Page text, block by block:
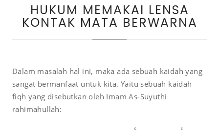
HUKUM MEMAKAI LENSA
KONTAK MATA BERWARNA
Dalam masalah hal ini, maka ada sebuah kaidah yang
sangat bermanfaat untuk kita. Yaitu sebuah kaidah
fiqh yang disebutkan oleh Imam As-Suyuthi
rahimahullah: